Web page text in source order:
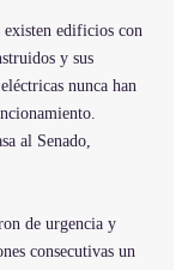
edificios con
y sus
nunca han
al Senado,
de urgencia y
consecutivas un